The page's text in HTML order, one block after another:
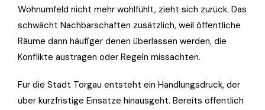
Wohnumfeld nicht mehr wohlfühlt, zieht sich zurück. Das
schwächt Nachbarschaften zusätzlich, weil öffentliche
Räume dann häufiger denen überlassen werden, die
Konflikte austragen oder Regeln missachten.
Für die Stadt Torgau entsteht ein Handlungsdruck, der
über kurzfristige Einsätze hinausgeht. Bereits öffentlich